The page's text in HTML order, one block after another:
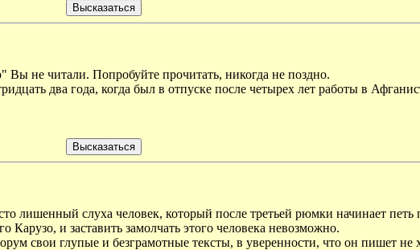
не читали. Попробуйте прочитать, никогда не поздно.
два года, когда был в отпуске после четырех лет работы в
лишенный слуха человек, который после третьей рюмки начинает
Карузо, и заставить замолчать этого человека невозможно.
свои глупые и безграмотные тексты, в уверенности, что он пишет не